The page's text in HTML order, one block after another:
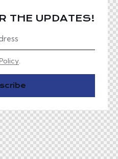
THE UPDATES!
.